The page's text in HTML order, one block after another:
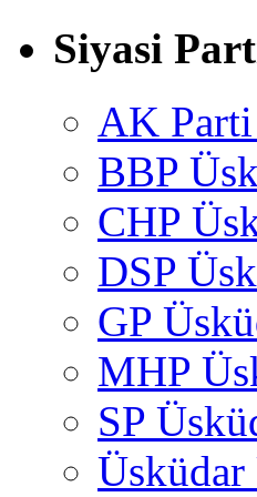
Siyasi
AK
BBP
CHP
DSP
GP
MHP
SP
Üsküdar